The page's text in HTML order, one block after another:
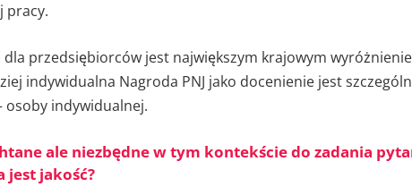
pracy.
dla przedsiębiorców jest największym krajowym
indywidualna Nagroda PNJ jako docenienie jest
osoby indywidualnej.
ale niezbędne w tym kontekście do zadania
jest jakość?